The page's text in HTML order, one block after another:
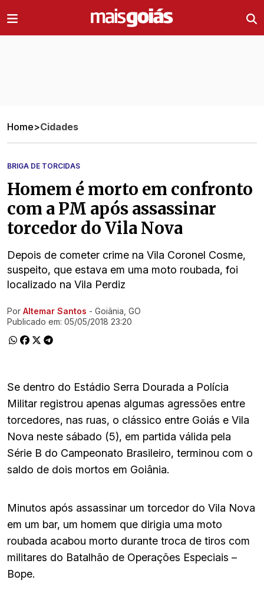
Home>Cidades
BRIGA DE TORCIDAS
Homem é morto em confronto
com a PM após assassinar
torcedor do Vila Nova
Depois de cometer crime na Vila Coronel Cosme,
suspeito, que estava em uma moto roubada, foi
localizado na Vila Perdiz
Ir direto pra matéria
Por Altemar Santos - Goiânia, GO
Publicado em: 05/05/2018 23:20
Se dentro do Estádio Serra Dourada a Polícia
Militar registrou apenas algumas agressões entre
torcedores, nas ruas, o clássico entre Goiás e Vila
Nova neste sábado (5), em partida válida pela
Série B do Campeonato Brasileiro, terminou com o
saldo de dois mortos em Goiânia.
Minutos após assassinar um torcedor do Vila Nova
em um bar, um homem que dirigia uma moto
roubada acabou morto durante troca de tiros com
militares do Batalhão de Operações Especiais –
Bope.